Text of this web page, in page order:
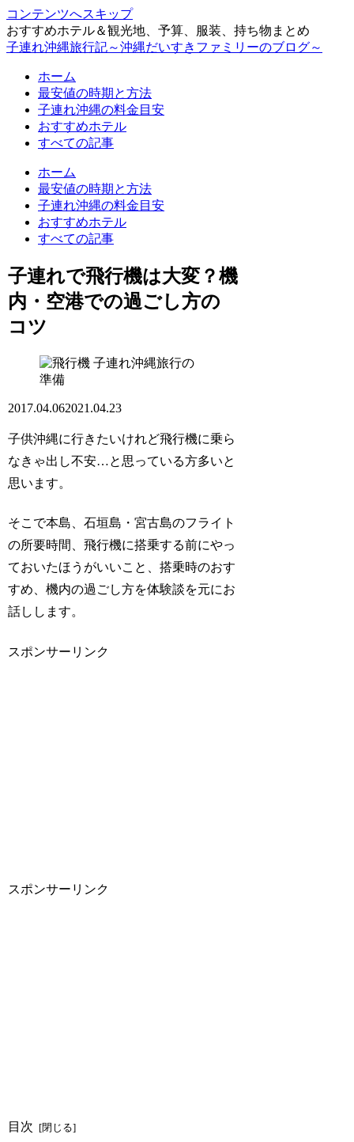
コンテンツへスキップ
おすすめホテル＆観光地、予算、服装、持ち物まとめ
子連れ沖縄旅行記～沖縄だいすきファミリーのブログ～
ホーム
最安値の時期と方法
子連れ沖縄の料金目安
おすすめホテル
すべての記事
ホーム
最安値の時期と方法
子連れ沖縄の料金目安
おすすめホテル
すべての記事
子連れで飛行機は大変？機
内・空港での過ごし方の
コツ
子連れ沖縄旅行の
準備
2017.04.062021.04.23
子供沖縄に行きたいけれど飛行機に乗ら
なきゃ出し不安…と思っている方多いと
思います。
そこで本島、石垣島・宮古島のフライト
の所要時間、飛行機に搭乗する前にやっ
ておいたほうがいいこと、搭乗時のおす
すめ、機内の過ごし方を体験談を元にお
話しします。
スポンサーリンク
スポンサーリンク
目次